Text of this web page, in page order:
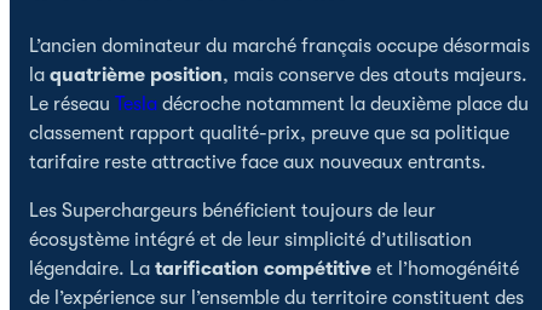
L’ancien dominateur du marché français occupe désormais
la quatrième position, mais conserve des atouts majeurs.
Le réseau Tesla décroche notamment la deuxième place du
classement rapport qualité-prix, preuve que sa politique
tarifaire reste attractive face aux nouveaux entrants.
Les Superchargeurs bénéficient toujours de leur
écosystème intégré et de leur simplicité d’utilisation
légendaire. La tarification compétitive et l’homogénéité
de l’expérience sur l’ensemble du territoire constituent des